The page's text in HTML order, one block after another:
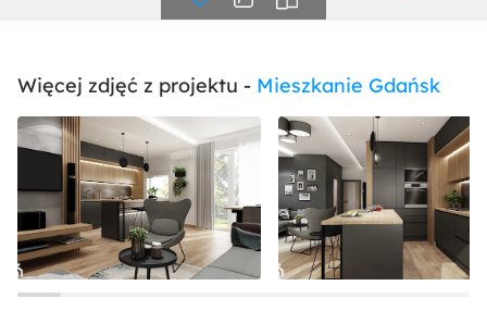
Więcej zdjęć z projektu - Mieszkanie Gdańsk